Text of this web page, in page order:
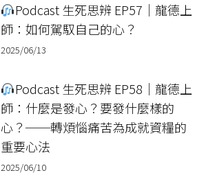
Podcast 生死思辨 EP57｜龍德上
師：如何駕馭自己的心？
2025/06/13
Podcast 生死思辨 EP58｜龍德上
師：什麼是發心？要發什麼樣的
心？──轉煩惱痛苦為成就資糧的
重要心法
2025/06/10